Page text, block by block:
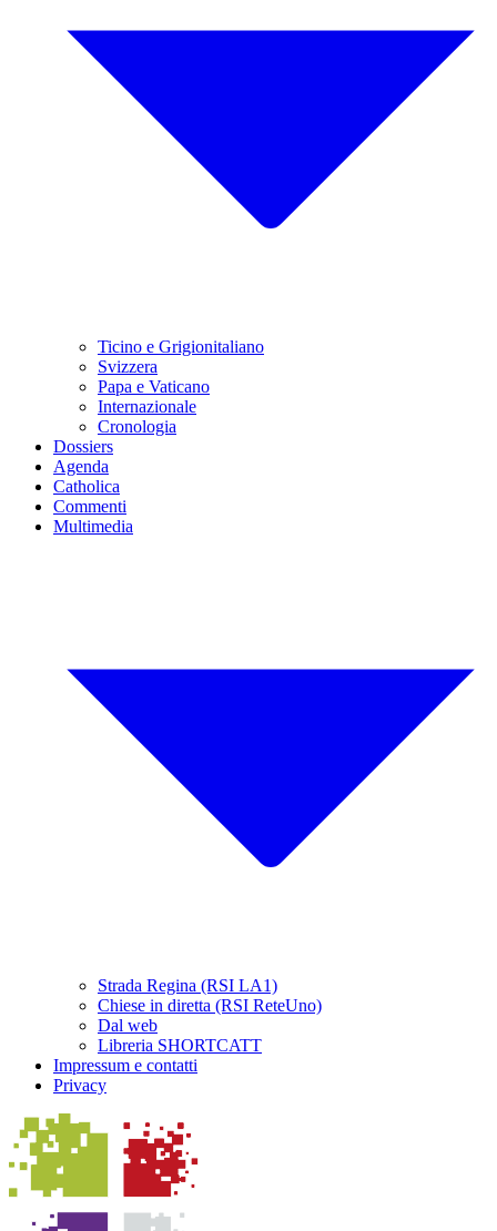
Ticino e Grigionitaliano
Svizzera
Papa e Vaticano
Internazionale
Cronologia
Dossiers
Agenda
Catholica
Commenti
Multimedia
Strada Regina (RSI LA1)
Chiese in diretta (RSI ReteUno)
Dal web
Libreria SHORTCATT
Impressum e contatti
Privacy